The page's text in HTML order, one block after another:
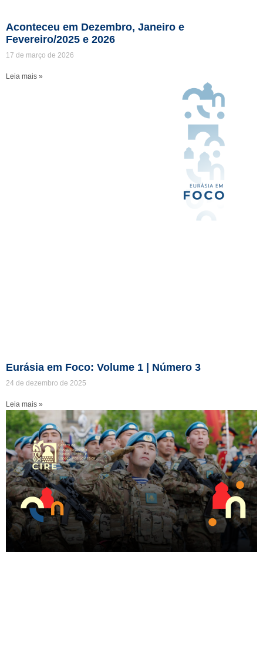
Aconteceu em Dezembro, Janeiro e
Fevereiro/2025 e 2026
17 de março de 2026
Leia mais »
Eurásia em Foco: Volume 1 | Número 3
24 de dezembro de 2025
Leia mais »